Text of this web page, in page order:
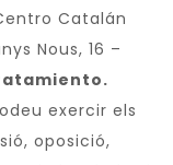
Catalán
Nous, 16 –
exercir els
oposició,